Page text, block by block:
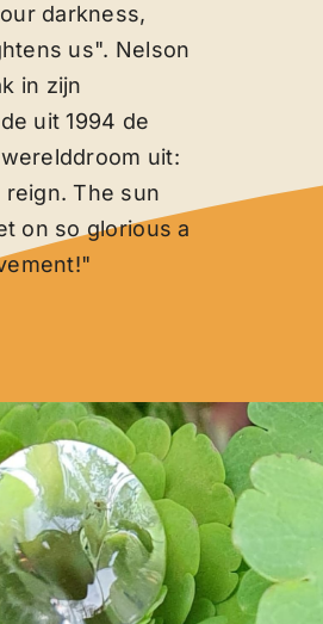
darkness,
us". Nelson
in zijn
uit 1994 de
uit:
The sun
on so glorious a